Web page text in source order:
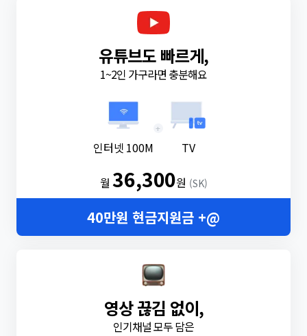
유튜브도 빠르게,
1~2인 가구라면 충분해요
인터넷 100M
+
TV
월36,300원 (SK)
40만원 현금지원금 +@
영상 끊김 없이,
인기채널 모두 담은